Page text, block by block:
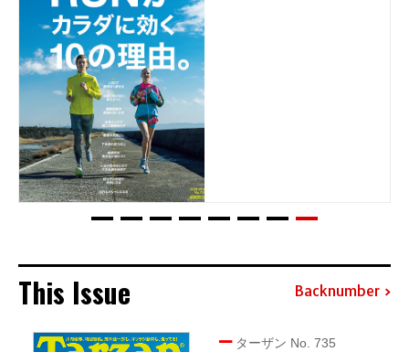
This Issue Backnumber
ターザン No. 735